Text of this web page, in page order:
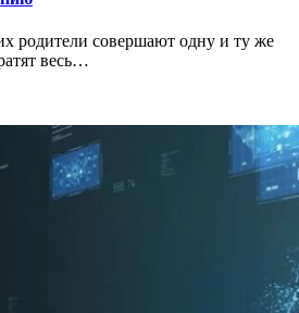
родители совершают одну и ту же
весь…